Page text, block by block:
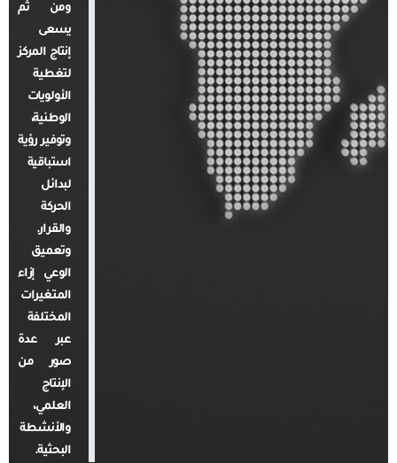
ومن ثم
يسعى
إنتاج المركز
لتغطية
الأولويات
الوطنية،
وتوفير رؤية
استباقية
لبدائل
الحركة
والقرار.
وتعميق
الوعي إزاء
المتغيرات
المختلفة
عبر عدة
صور من
الإنتاج
العلمي،
والأنشطة
البحثية.